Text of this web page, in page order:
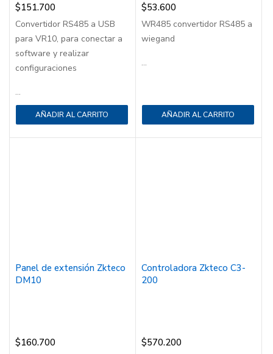
$151.700
Convertidor RS485 a USB
para VR10, para conectar a
software y realizar
configuraciones
...
AÑADIR AL CARRITO
$53.600
WR485 convertidor RS485 a
wiegand
...
AÑADIR AL CARRITO
Panel de extensión Zkteco
DM10
$160.700
Controladora Zkteco C3-
200
$570.200